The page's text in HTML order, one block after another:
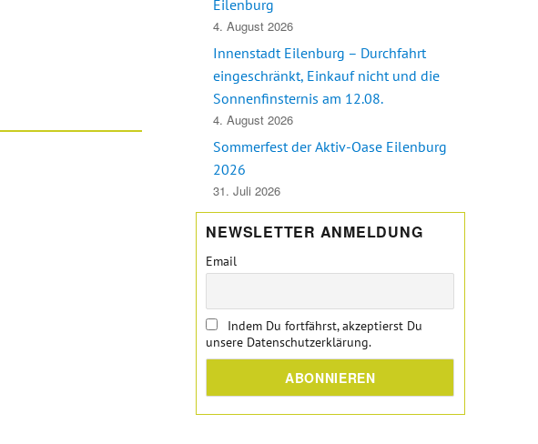
Eilenburg
4. August 2026
Innenstadt Eilenburg – Durchfahrt
eingeschränkt, Einkauf nicht und die
Sonnenfinsternis am 12.08.
4. August 2026
Sommerfest der Aktiv-Oase Eilenburg
2026
31. Juli 2026
NEWSLETTER ANMELDUNG
Email
Indem Du fortfährst, akzeptierst Du
unsere Datenschutzerklärung.